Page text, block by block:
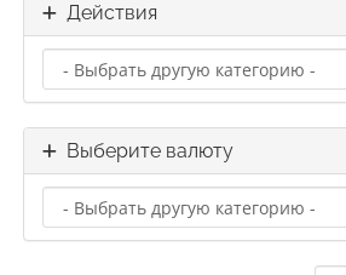
Действия
Выберите валюту